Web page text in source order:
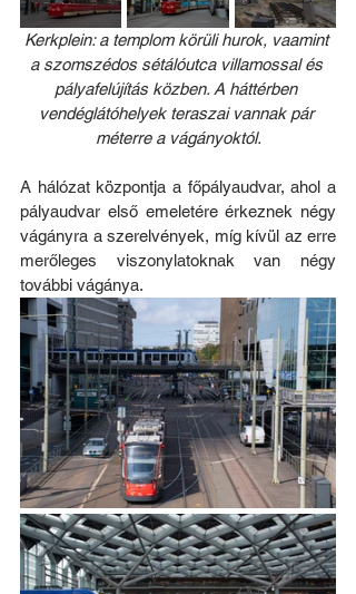
Kerkplein: a templom körüli hurok, vaamint
a szomszédos sétálóutca villamossal és
pályafelújítás közben. A háttérben
vendéglátóhelyek teraszai vannak pár
méterre a vágányoktól.
A hálózat központja a főpályaudvar, ahol a
pályaudvar első emeletére érkeznek négy
vágányra a szerelvények, míg kívül az erre
merőleges viszonylatoknak van négy
további vágánya.